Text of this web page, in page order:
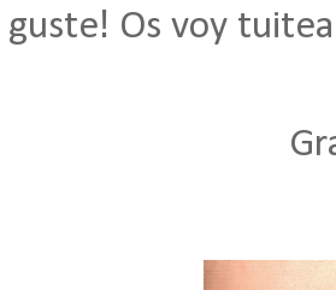
guste! Os voy